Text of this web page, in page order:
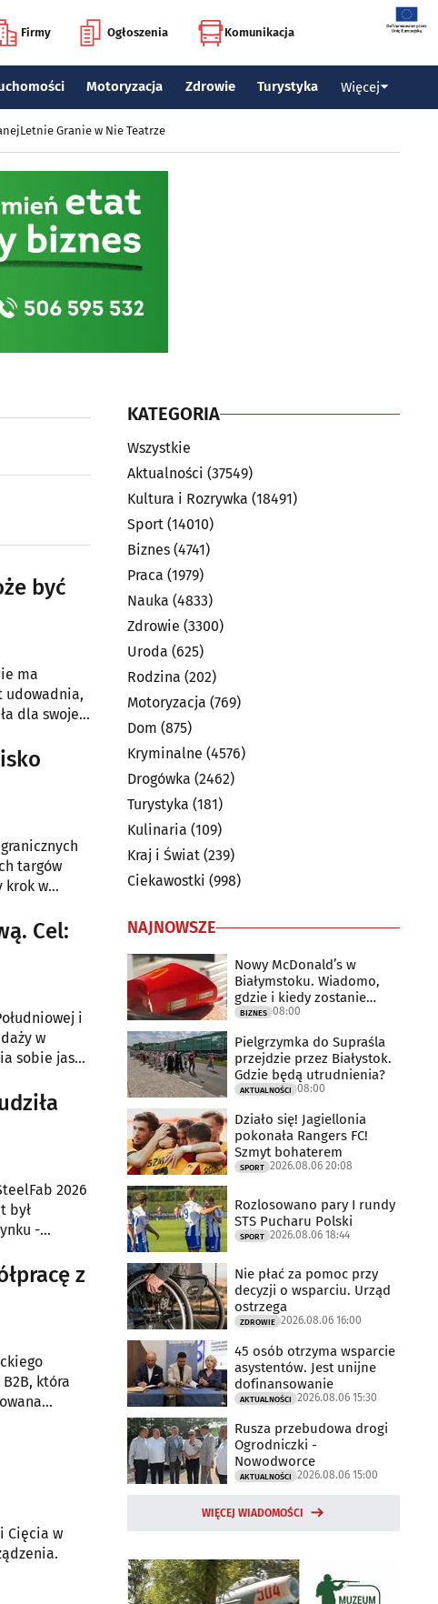
Firmy Ogłoszenia Komunikacja
Motoryzacja Zdrowie Turystyka Więcej
Letnie Granie w Nie Teatrze
być
ma
udowadnia,
dla swojej
targów
krok w
Cel:
i
w
sobie jasny
2026
był
-
z
która
Cięcia w
KATEGORIA
Wszystkie
Aktualności (37549)
Kultura i Rozrywka (18491)
Sport (14010)
Biznes (4741)
Praca (1979)
Nauka (4833)
Zdrowie (3300)
Uroda (625)
Rodzina (202)
Motoryzacja (769)
Dom (875)
Kryminalne (4576)
Drogówka (2462)
Turystyka (181)
Kulinaria (109)
Kraj i Świat (239)
Ciekawostki (998)
NAJNOWSZE
Nowy McDonald’s w
Białymstoku. Wiadomo,
gdzie i kiedy zostanie
otwarty
BIZNES 08:00
Pielgrzymka do Supraśla
przejdzie przez Białystok.
Gdzie będą utrudnienia?
AKTUALNOŚCI 08:00
Działo się! Jagiellonia
pokonała Rangers FC!
Szmyt bohaterem
SPORT 2026.08.06 20:08
Rozlosowano pary I rundy
STS Pucharu Polski
SPORT 2026.08.06 18:44
Nie płać za pomoc przy
decyzji o wsparciu. Urząd
ostrzega
ZDROWIE 2026.08.06 16:00
45 osób otrzyma wsparcie
asystentów. Jest unijne
dofinansowanie
AKTUALNOŚCI 2026.08.06 15:30
Rusza przebudowa drogi
Ogrodniczki -
Nowodworce
AKTUALNOŚCI 2026.08.06 15:00
WIĘCEJ WIADOMOŚCI